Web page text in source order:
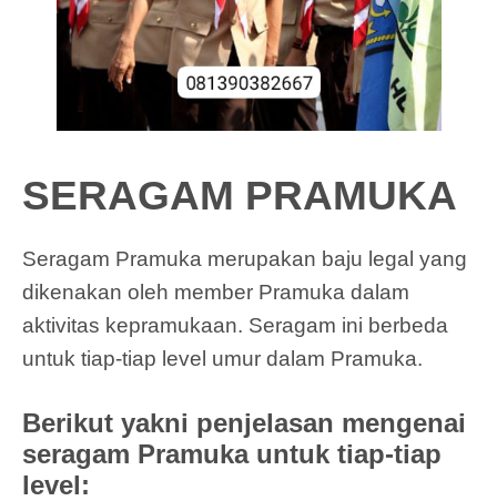
SERAGAM PRAMUKA
Seragam Pramuka merupakan baju legal yang
dikenakan oleh member Pramuka dalam
aktivitas kepramukaan. Seragam ini berbeda
untuk tiap-tiap level umur dalam Pramuka.
Berikut yakni penjelasan mengenai
seragam Pramuka untuk tiap-tiap
level: